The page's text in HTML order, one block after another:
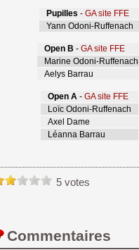
Pupilles - GA site FFE
Yann Odoni-Ruffenach
Open B - GA site FFE
Marine Odoni-Ruffenach
Aelys Barrau
Open A - GA site FFE
Loïc Odoni-Ruffenach
Axel Dame
Léanna Barrau
5 votes
Commentaires